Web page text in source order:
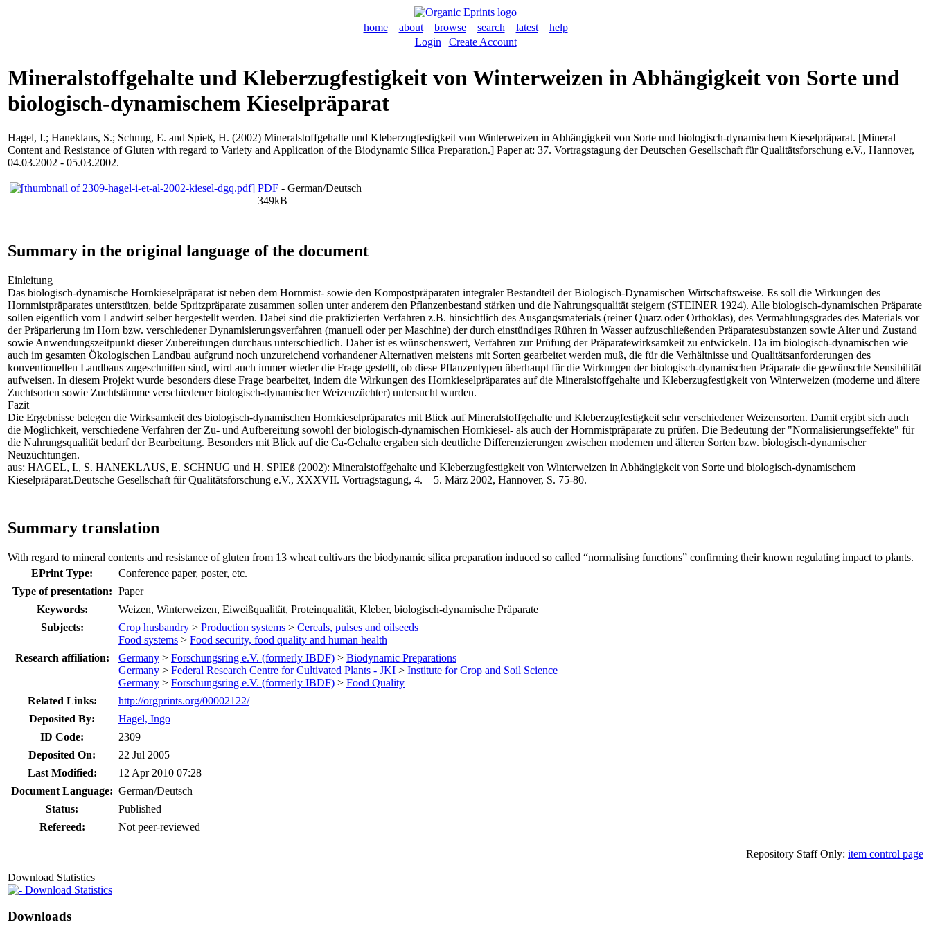
home about browse search latest
help
Login | Create Account
Mineralstoffgehalte und Kleberzugfestigkeit von Winterweizen in Abhängigkeit von Sorte und
biologisch-dynamischem Kieselpräparat
Hagel, I.; Haneklaus, S.; Schnug, E. and Spieß, H. (2002) Mineralstoffgehalte und Kleberzugfestigkeit von Winterweizen in Abhängigkeit von Sorte und biologisch-dynamischem Kieselpräparat. [Mineral
Content and Resistance of Gluten with regard to Variety and Application of the Biodynamic Silica Preparation.] Paper at: 37. Vortragstagung der Deutschen Gesellschaft für Qualitätsforschung e.V., Hannover,
04.03.2002 - 05.03.2002.
PDF - German/Deutsch
349kB
Summary in the original language of the document
Einleitung
Das biologisch-dynamische Hornkieselpräparat ist neben dem Hornmist- sowie den Kompostpräparaten integraler Bestandteil der Biologisch-Dynamischen Wirtschaftsweise. Es soll die Wirkungen des
Hornmistpräparates unterstützen, beide Spritzpräparate zusammen sollen unter anderem den Pflanzenbestand stärken und die Nahrungsqualität steigern (STEINER 1924). Alle biologisch-dynamischen Präparate
sollen eigentlich vom Landwirt selber hergestellt werden. Dabei sind die praktizierten Verfahren z.B. hinsichtlich des Ausgangsmaterials (reiner Quarz oder Orthoklas), des Vermahlungsgrades des Materials vor
der Präparierung im Horn bzw. verschiedener Dynamisierungsverfahren (manuell oder per Maschine) der durch einstündiges Rühren in Wasser aufzuschließenden Präparatesubstanzen sowie Alter und Zustand
sowie Anwendungszeitpunkt dieser Zubereitungen durchaus unterschiedlich. Daher ist es wünschenswert, Verfahren zur Prüfung der Präparatewirksamkeit zu entwickeln. Da im biologisch-dynamischen wie
auch im gesamten Ökologischen Landbau aufgrund noch unzureichend vorhandener Alternativen meistens mit Sorten gearbeitet werden muß, die für die Verhältnisse und Qualitätsanforderungen des
konventionellen Landbaus zugeschnitten sind, wird auch immer wieder die Frage gestellt, ob diese Pflanzentypen überhaupt für die Wirkungen der biologisch-dynamischen Präparate die gewünschte Sensibilität
aufweisen. In diesem Projekt wurde besonders diese Frage bearbeitet, indem die Wirkungen des Hornkieselpräparates auf die Mineralstoffgehalte und Kleberzugfestigkeit von Winterweizen (moderne und ältere
Zuchtsorten sowie Zuchtstämme verschiedener biologisch-dynamischer Weizenzüchter) untersucht wurden.
Fazit
Die Ergebnisse belegen die Wirksamkeit des biologisch-dynamischen Hornkieselpräparates mit Blick auf Mineralstoffgehalte und Kleberzugfestigkeit sehr verschiedener Weizensorten. Damit ergibt sich auch
die Möglichkeit, verschiedene Verfahren der Zu- und Aufbereitung sowohl der biologisch-dynamischen Hornkiesel- als auch der Hornmistpräparate zu prüfen. Die Bedeutung der "Normalisierungseffekte" für
die Nahrungsqualität bedarf der Bearbeitung. Besonders mit Blick auf die Ca-Gehalte ergaben sich deutliche Differenzierungen zwischen modernen und älteren Sorten bzw. biologisch-dynamischer
Neuzüchtungen.
aus: HAGEL, I., S. HANEKLAUS, E. SCHNUG und H. SPIEß (2002): Mineralstoffgehalte und Kleberzugfestigkeit von Winterweizen in Abhängigkeit von Sorte und biologisch-dynamischem
Kieselpräparat.Deutsche Gesellschaft für Qualitätsforschung e.V., XXXVII. Vortragstagung, 4. – 5. März 2002, Hannover, S. 75-80.
Summary translation
With regard to mineral contents and resistance of gluten from 13 wheat cultivars the biodynamic silica preparation induced so called “normalising functions” confirming their known regulating impact to plants.
EPrint Type:
Conference paper, poster, etc.
Type of presentation: Paper
Keywords:
Weizen, Winterweizen, Eiweißqualität, Proteinqualität, Kleber, biologisch-dynamische Präparate
Subjects:
Crop husbandry > Production systems > Cereals, pulses and oilseeds
Food systems > Food security, food quality and human health
Research affiliation:
Germany > Forschungsring e.V. (formerly IBDF) > Biodynamic Preparations
Germany > Federal Research Centre for Cultivated Plants - JKI > Institute for Crop and Soil Science
Germany > Forschungsring e.V. (formerly IBDF) > Food Quality
Related Links:
http://orgprints.org/00002122/
Deposited By:
Hagel, Ingo
ID Code:
2309
Deposited On:
22 Jul 2005
Last Modified:
12 Apr 2010 07:28
Document Language: German/Deutsch
Status:
Published
Refereed:
Not peer-reviewed
Repository Staff Only: item control page
Download Statistics
Download Statistics
Downloads